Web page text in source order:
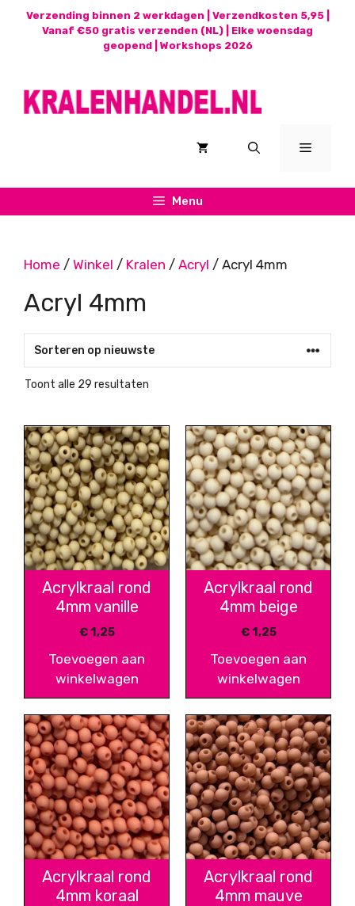
Verzending binnen 2 werkdagen | Verzendkosten 5,95 |
Vanaf €50 gratis verzenden (NL) | Elke woensdag
geopend | Workshops 2026
Menu
Menu
Home / Winkel / Kralen / Acryl / Acryl 4mm
Acryl 4mm
Toont alle 29 resultaten
Acrylkraal rond
4mm vanille
€1,25
Toevoegen aan
winkelwagen
Acrylkraal rond
4mm beige
€1,25
Toevoegen aan
winkelwagen
Acrylkraal rond
4mm koraal
Acrylkraal rond
4mm mauve